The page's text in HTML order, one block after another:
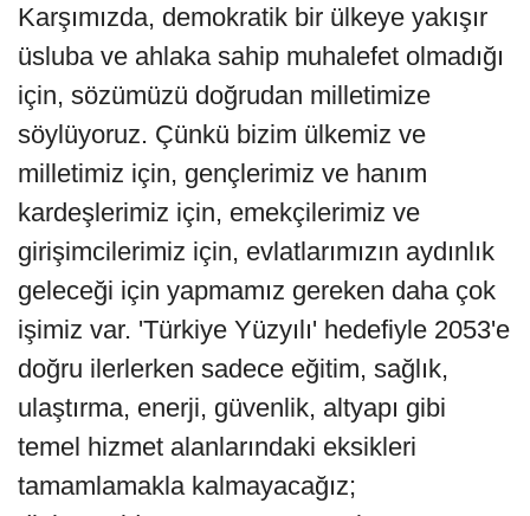
Karşımızda, demokratik bir ülkeye yakışır
üsluba ve ahlaka sahip muhalefet olmadığı
için, sözümüzü doğrudan milletimize
söylüyoruz. Çünkü bizim ülkemiz ve
milletimiz için, gençlerimiz ve hanım
kardeşlerimiz için, emekçilerimiz ve
girişimcilerimiz için, evlatlarımızın aydınlık
geleceği için yapmamız gereken daha çok
işimiz var. 'Türkiye Yüzyılı' hedefiyle 2053'e
doğru ilerlerken sadece eğitim, sağlık,
ulaştırma, enerji, güvenlik, altyapı gibi
temel hizmet alanlarındaki eksikleri
tamamlamakla kalmayacağız;